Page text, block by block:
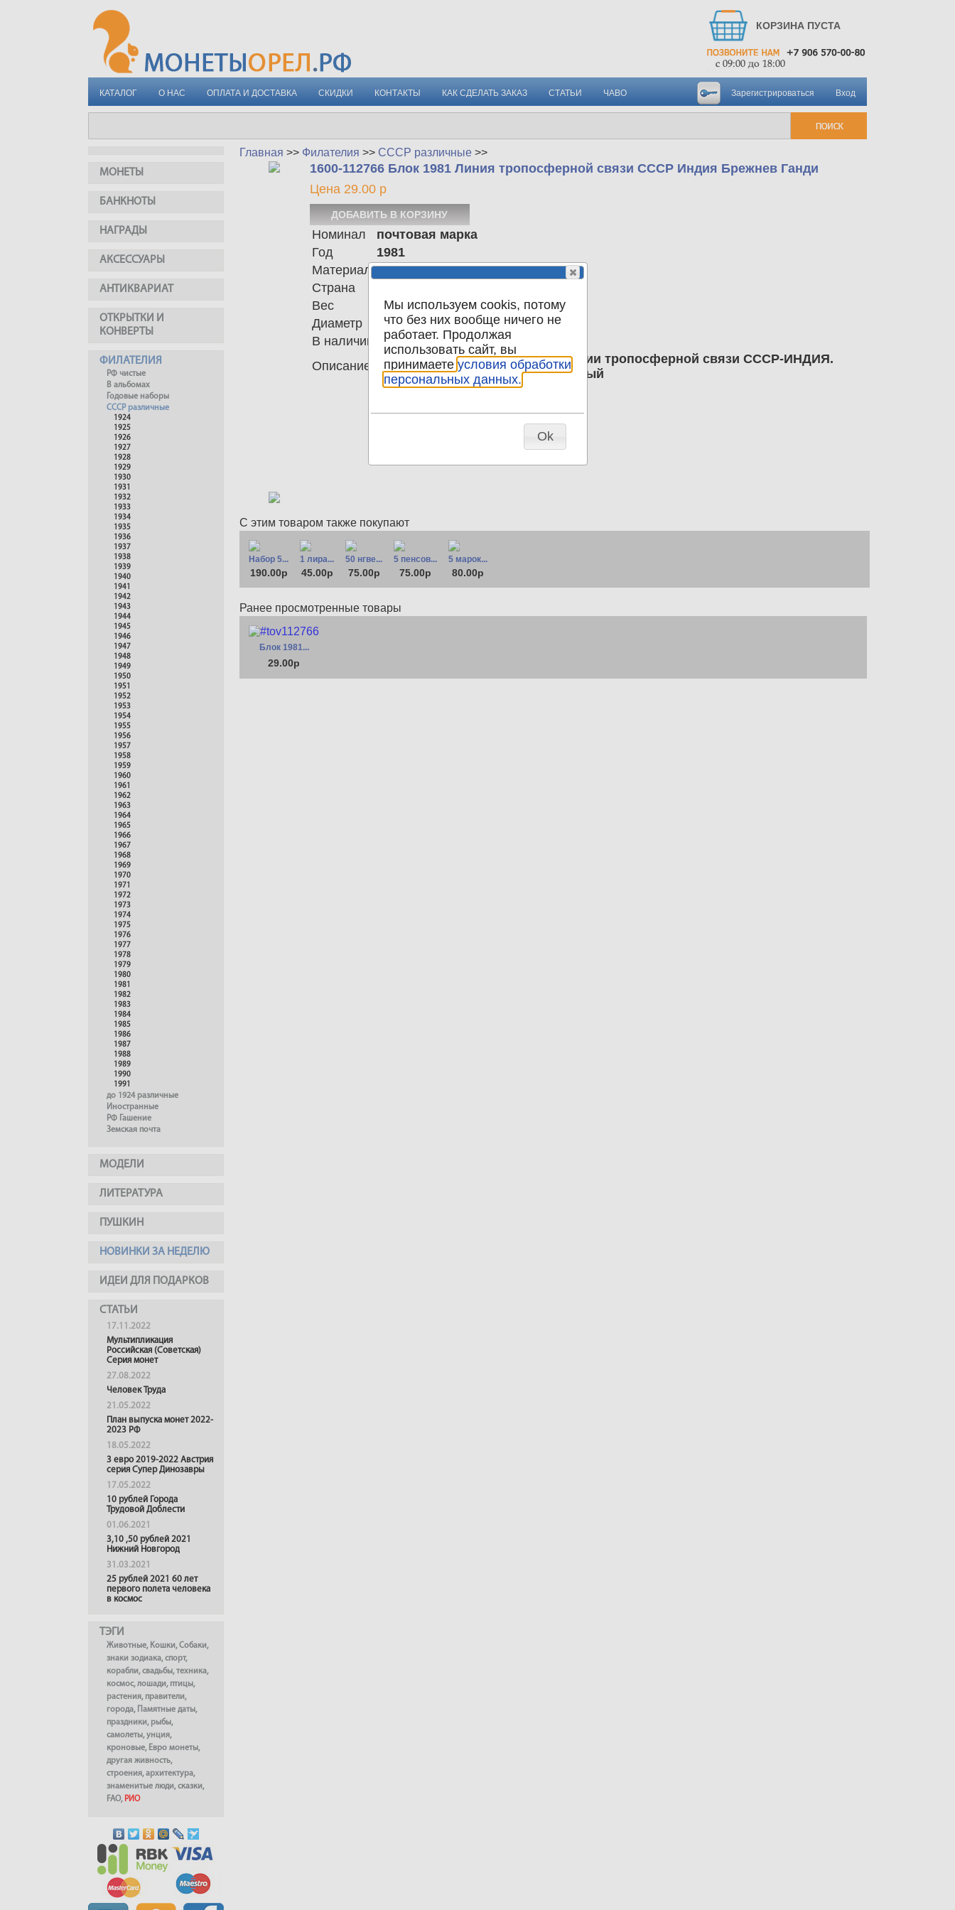
КОРЗИНА ПУСТА
КАТАЛОГ О НАС ОПЛАТА И ДОСТАВКА СКИДКИ КОНТАКТЫ КАК СДЕЛАТЬ ЗАКАЗ СТАТЬИ ЧАВО Вход
Зарегистрироваться
МОНЕТЫ
БАНКНОТЫ
НАГРАДЫ
АКСЕССУАРЫ
АНТИКВАРИАТ
ОТКРЫТКИ И
КОНВЕРТЫ
ФИЛАТЕЛИЯ
РФ чистые
В альбомах
Годовые наборы
СССР различные
1924
1925
1926
1927
1928
1929
1930
1931
1932
1933
1934
1935
1936
1937
1938
1939
1940
1941
1942
1943
1944
1945
1946
1947
1948
1949
1950
1951
1952
1953
1954
1955
1956
1957
1958
1959
1960
1961
1962
1963
1964
1965
1966
1967
1968
1969
1970
1971
1972
1973
1974
1975
1976
1977
1978
1979
1980
1981
1982
1983
1984
1985
1986
1987
1988
1989
1990
1991
до 1924 различные
Иностранные
РФ Гашение
Земская почта
МОДЕЛИ
ЛИТЕРАТУРА
ПУШКИН
НОВИНКИ ЗА НЕДЕЛЮ
ИДЕИ ДЛЯ ПОДАРКОВ
СТАТЬИ
17.11.2022
Мультипликация
Российская (Советская)
Серия монет
27.08.2022
Человек Труда
21.05.2022
План выпуска монет 2022-
2023 РФ
18.05.2022
3 евро 2019-2022 Австрия
серия Супер Динозавры
17.05.2022
10 рублей Города
Трудовой Доблести
01.06.2021
3,10 ,50 рублей 2021
Нижний Новгород
31.03.2021
25 рублей 2021 60 лет
первого полета человека
в космос
ТЭГИ
Животные, Кошки,Собаки,
знаки зодиака,спорт,
корабли,свадьбы,техника,
космос,лошади, птицы,
растения, правители,
города, Памятные даты,
праздники, рыбы,
самолеты,унция,
кроновые, Евро монеты,
другая живность,
строения,архитектура,
знаменитые люди,сказки,
FAO, РИО
Главная >> Филателия >> СССР различные >>
1600-112766 Блок 1981 Линия тропосферной связи СССР Индия Брежнев Ганди
Цена 29.00 р
Номинал
почтовая марка
Год
1981
Материал
Страна
Вес
0.00
Диаметр
0.00
В наличии
Описание
5188 Блок 2 марки Открытие линии тропосферной связи СССР-ИНДИЯ.
Брежнев,Индира Ганди. негашеный
С этим товаром также покупают
Набор 5...
190.00р
1 лира...
45.00р
50 нгве...
75.00р
5 пенсов...
75.00р
5 марок...
80.00р
Ранее просмотренные товары
Блок 1981...
29.00р
Мы используем cookis, потому
что без них вообще ничего не
работает. Продолжая
использовать сайт, вы
принимаете условия обработки
персональных данных.
Ok